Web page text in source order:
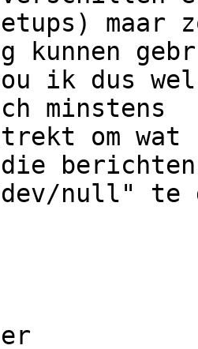
maar
kunnen
ik dus
minstens
om
berichten
null" te